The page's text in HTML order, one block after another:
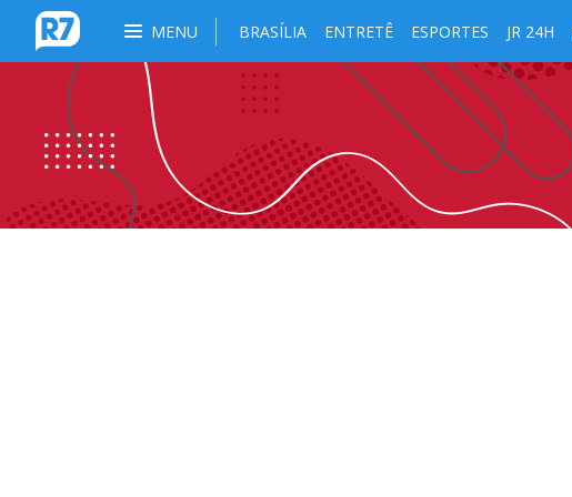
MENU BRASÍLIA ENTRETÊ ESPORTES JR 24H